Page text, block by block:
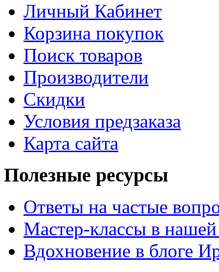
Личный Кабинет
Корзина покупок
Поиск товаров
Производители
Скидки
Условия предзаказа
Карта сайта
Полезные ресурсы
Ответы на частые
Мастер-классы в нашей
Вдохновение в блоге